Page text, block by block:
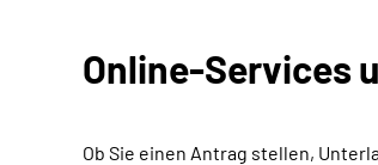
Online-Services
Ob Sie einen Antrag stellen,